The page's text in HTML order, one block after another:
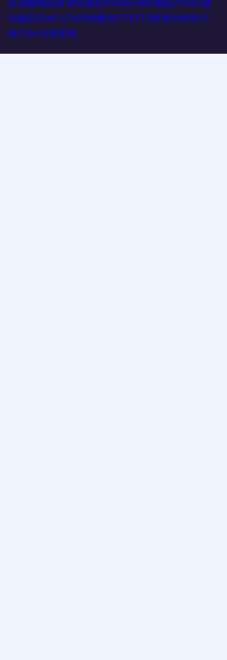
晶 铌酸锂晶体 砷化镓晶片GaAs 砷化铟晶片InAs 磷
化铟晶片InP LiTaO3钽酸锂 ITO/FTO玻璃 外延硅片
锗片Ge 石英玻璃